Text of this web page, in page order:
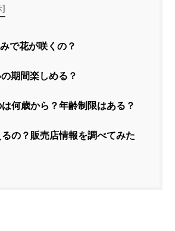
]
で花が咲くの？
期間楽しめる？
何歳から？年齢制限はある？
の？販売店情報を調べてみた